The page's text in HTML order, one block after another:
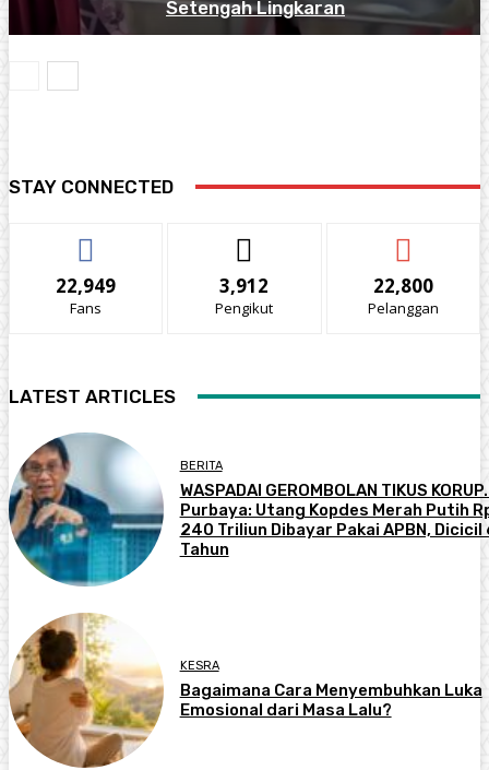
Setengah Lingkaran
STAY CONNECTED
22,949
Fans
3,912
Pengikut
22,800
Pelanggan
LATEST ARTICLES
BERITA
WASPADAI GEROMBOLAN TIKUS
Purbaya: Utang Kopdes Merah Putih
240 Triliun Dibayar Pakai APBN, Dicicil
Tahun
KESRA
Bagaimana Cara Menyembuhkan Luka
Emosional dari Masa Lalu?